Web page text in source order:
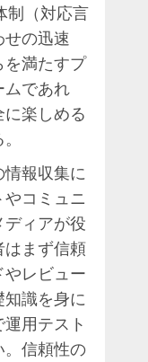
制（対応言
の迅速
満たすプ
ムであれ
楽しめる
情報収集に
コミュニ
ィアが役
はまず信頼
レビュー
識を身に
用テスト
。信頼性の